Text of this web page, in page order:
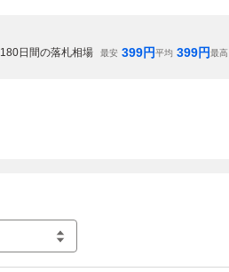
180日間の落札相場 最安 399円平均 399円最高